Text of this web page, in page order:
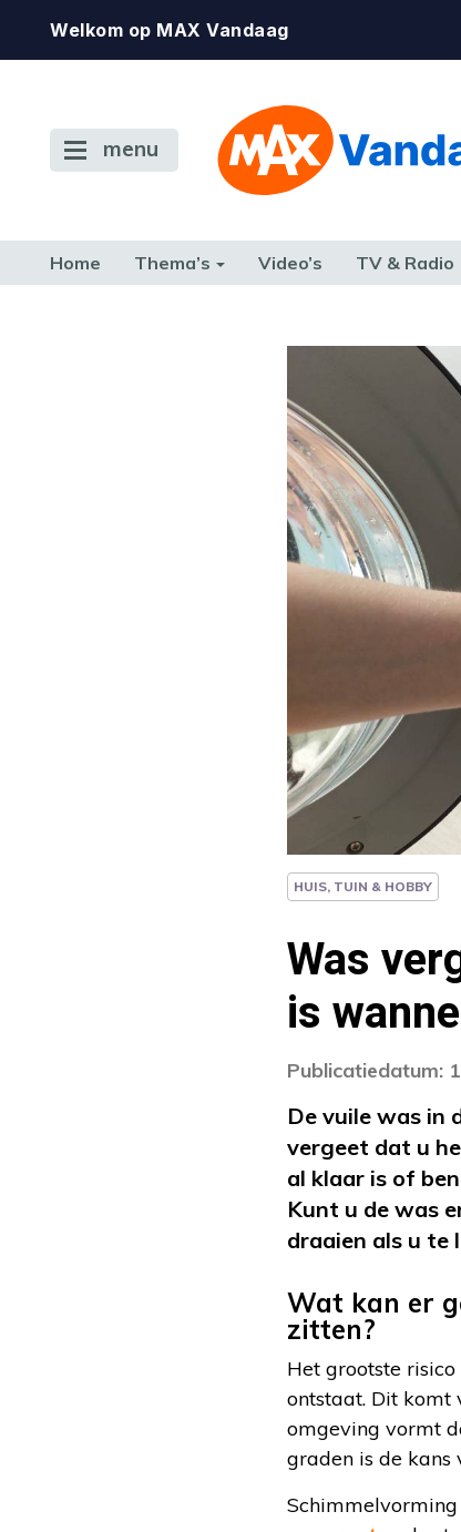
Welkom op MAX Vandaag
menu
Home Thema’s Video’s TV & Radio
HUIS, TUIN & HOBBY
Was
is
Publicatiedatum:
De vuile was in
vergeet dat u
al klaar is of
Kunt u de was
draaien als u te
Wat kan er
zitten?
Het grootste
ontstaat. Dit komt
omgeving vormt
graden is de kans